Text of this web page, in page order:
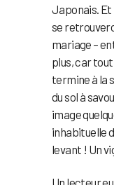
Japonais. Et
se
mariage –
plus, car
termine à la
du sol à
image
inhabituelle
levant ! Un
Un lecteur